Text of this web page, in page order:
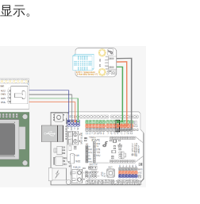
显示。